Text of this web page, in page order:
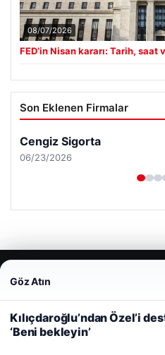
08/07/2026
FED’in Nisan kararı: Tarih,
Son Eklenen Firmalar
Cengiz Sigorta
06/23/2026
Web sitemizi nasıl kullandığınızı
deneyiminizi kişiselleştirmek ve
kullanıyoruz.
Çerez Politikamız
Reddet
Göz Atın
Kılıçdaroğlu’ndan Özel’i
‘Beni bekleyin’
Tercüme Bürosu|Malta
escort
escort
escort
İzle